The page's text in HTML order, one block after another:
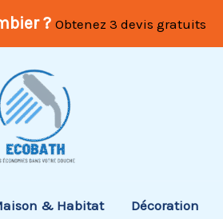
? Obtenez 3 devis gratuits
& Habitat Décoration